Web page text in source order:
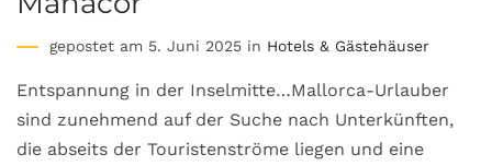
gepostet am 5. Juni 2025 in Hotels & Gästehäuser
Entspannung in der Inselmitte…Mallorca-Urlauber
sind zunehmend auf der Suche nach Unterkünften,
die abseits der Touristenströme liegen und eine